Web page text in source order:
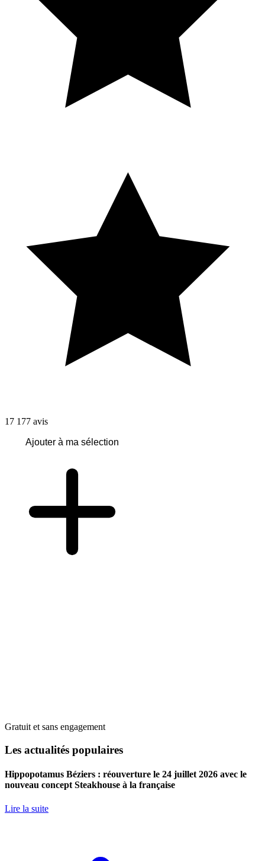
17 177 avis
Ajouter à ma sélection
Gratuit et sans engagement
Les actualités populaires
Hippopotamus Béziers : réouverture le 24 juillet 2026 avec le
nouveau concept Steakhouse à la française
Lire la suite